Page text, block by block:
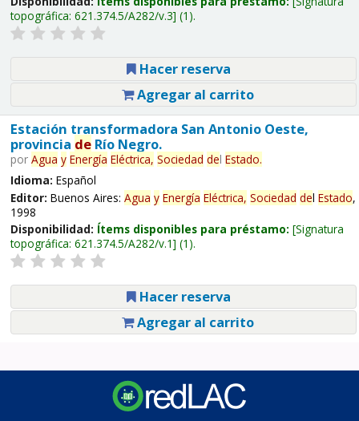
topográfica: 621.374.5/A282/v.3 (1).
Hacer reserva
Agregar al carrito
Estación transformadora San Antonio Oeste,
provincia deRío Negro.
por Agua y Energía Eléctrica, Sociedad del Estado.
Idioma: Español
Editor: Buenos Aires: Agua y Energía Eléctrica, Sociedad del Estado,
1998
Disponibilidad: Ítems disponibles para préstamo: Signatura
topográfica: 621.374.5/A282/v.1 (1).
Hacer reserva
Agregar al carrito